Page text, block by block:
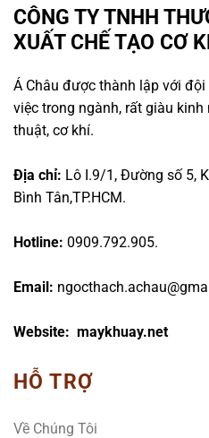
CÔNG TY TNHH
XUẤT CHẾ TẠO CƠ
Á Châu được thành lập với
việc trong ngành, rất giàu
thuật, cơ khí.
Địa chỉ: Lô I.9/1, Đường số 5,
Bình Tân,TP.HCM.
Hotline: 0909.792.905.
Email:
Website: maykhuay.net
HỖ TRỢ
Về Chúng Tôi